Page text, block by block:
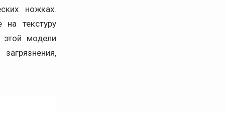
ножках.
на текстуру
этой модели